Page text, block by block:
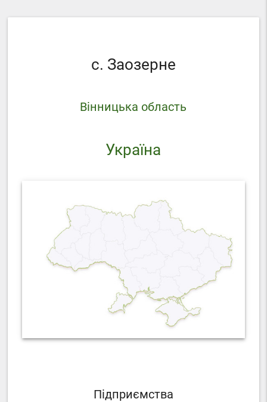
с. Заозерне
Вінницька область
Україна
Підприємства